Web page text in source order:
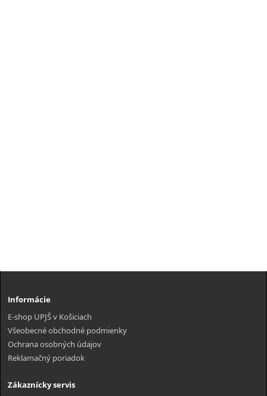
Informácie
E-shop UPJŠ v Košiciach
Všeobecné obchodné podmienky
Ochrana osobných údajov
Reklamačný poriadok
Zákaznícky servis